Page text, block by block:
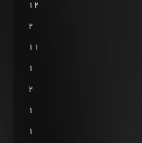
12
2
11
1
2
1
1